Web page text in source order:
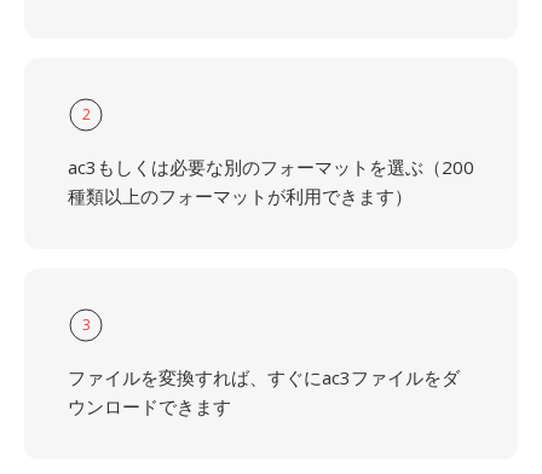
2
ac3もしくは必要な別のフォーマットを選ぶ（200
種類以上のフォーマットが利用できます）
3
ファイルを変換すれば、すぐにac3ファイルをダ
ウンロードできます